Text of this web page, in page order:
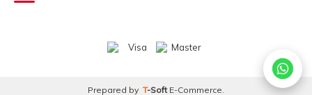
Prepared by T-Soft E-Commerce.